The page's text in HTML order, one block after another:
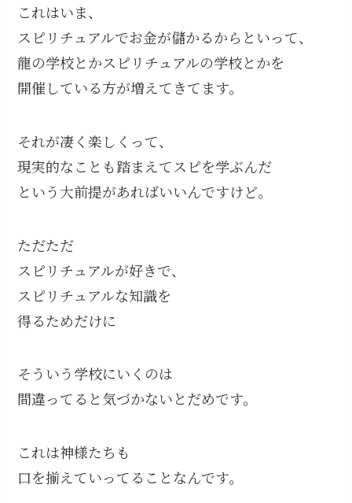
これはいま、
スピリチュアルでお金が儲かるからといって、
龍の学校とかスピリチュアルの学校とかを
開催している方が増えてきてます。
それが凄く楽しくって、
現実的なことも踏まえてスピを学ぶんだ
という大前提があればいいんですけど。
ただただ
スピリチュアルが好きで、
スピリチュアルな知識を
得るためだけに
そういう学校にいくのは
間違ってると気づかないとだめです。
これは神様たちも
口を揃えていってることなんです。